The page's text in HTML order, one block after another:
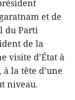
et de
du Parti
de la
visite d’État à
la tête d’une
niveau.